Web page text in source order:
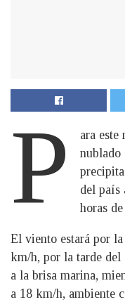
P
ara este
nublado
del país
horas
El viento estará por
km/h, por la tarde del
a la brisa marina,
a 18 km/h, ambiente